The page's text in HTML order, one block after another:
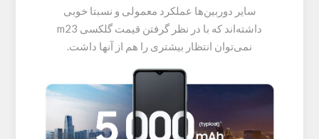
سایر دوربین‌ها عملکرد معمولی و نسبتا خوبی
داشته‌اند که با در نظر گرفتن قیمت گلکسی m23
نمی‌توان انتظار بیشتری را هم از آنها داشت.